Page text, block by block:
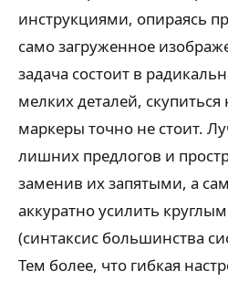
инструкциями, опираясь
само загруженное
задача состоит в
мелких деталей, скупиться
маркеры точно не стоит.
лишних предлогов и
заменив их запятыми, а
аккуратно усилить
(синтаксис большинства
Тем более, что гибкая